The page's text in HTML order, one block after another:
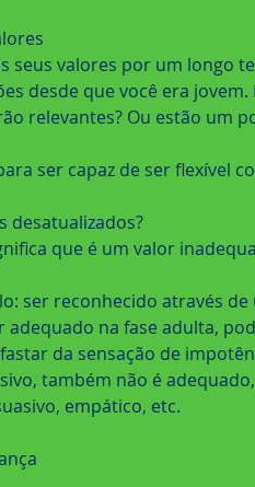
seus valores por um longo
desde que você era jovem.
relevantes? Ou estão um
ser capaz de ser flexível
desatualizados?
que é um valor
ser reconhecido através
adequado na fase adulta,
da sensação de
também não é
empático, etc.